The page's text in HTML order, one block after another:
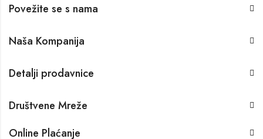
Povežite se s nama
Naša Kompanija
Detalji prodavnice
Društvene Mreže
Online Plaćanje